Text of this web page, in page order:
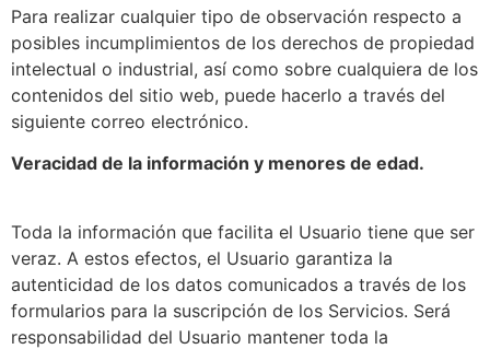
Para realizar cualquier tipo de observación respecto a
posibles incumplimientos de los derechos de propiedad
intelectual o industrial, así como sobre cualquiera de los
contenidos del sitio web, puede hacerlo a través del
siguiente correo electrónico.
Veracidad de la información y menores de edad.
Toda la información que facilita el Usuario tiene que ser
veraz. A estos efectos, el Usuario garantiza la
autenticidad de los datos comunicados a través de los
formularios para la suscripción de los Servicios. Será
responsabilidad del Usuario mantener toda la